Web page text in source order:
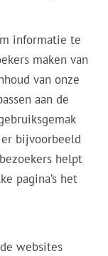
informatie te
maken van
van onze
aan de
bijvoorbeeld
helpt
pagina’s het
websites